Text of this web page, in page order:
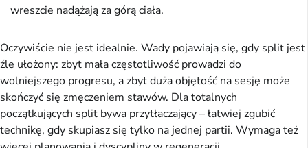
wreszcie nadążają za górą ciała.
Oczywiście nie jest idealnie. Wady pojawiają się, gdy split jest
źle ułożony: zbyt mała częstotliwość prowadzi do
wolniejszego progresu, a zbyt duża objętość na sesję może
skończyć się zmęczeniem stawów. Dla totalnych
początkujących split bywa przytłaczający – łatwiej zgubić
technikę, gdy skupiasz się tylko na jednej partii. Wymaga też